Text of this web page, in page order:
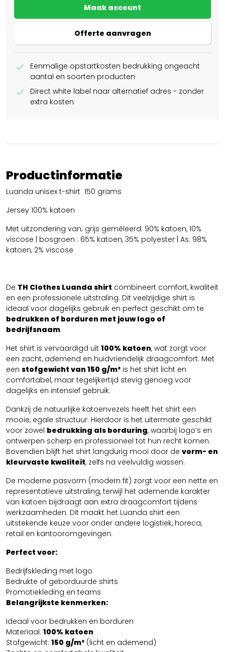
Maak account
Offerte aanvragen
check
Eenmalige opstartkosten bedrukking ongeacht
aantal en soorten producten
check
Direct white label naar alternatief adres - zonder
extra kosten
Productinformatie
Luanda unisex t-shirt 150 grams
Jersey 100% katoen
Met uitzondering van; grijs gemêleerd: 90% katoen, 10%
viscose | bosgroen : 65% katoen, 35% polyester | As: 98%
katoen, 2% viscose
De TH Clothes Luanda shirt combineert comfort, kwaliteit
en een professionele uitstraling. Dit veelzijdige shirt is
ideaal voor dagelijks gebruik en perfect geschikt om te
bedrukken of borduren met jouw logo of
bedrijfsnaam.
Het shirt is vervaardigd uit 100% katoen, wat zorgt voor
een zacht, ademend en huidvriendelijk draagcomfort. Met
een stofgewicht van 150 g/m² is het shirt licht en
comfortabel, maar tegelijkertijd stevig genoeg voor
dagelijks en intensief gebruik.
Dankzij de natuurlijke katoenvezels heeft het shirt een
mooie, egale structuur. Hierdoor is het uitermate geschikt
voor zowel bedrukking als borduring, waarbij logo’s en
ontwerpen scherp en professioneel tot hun recht komen.
Bovendien blijft het shirt langdurig mooi door de vorm- en
kleurvaste kwaliteit, zelfs na veelvuldig wassen.
De moderne pasvorm (modern fit) zorgt voor een nette en
representatieve uitstraling, terwijl het ademende karakter
van katoen bijdraagt aan extra draagcomfort tijdens
werkzaamheden. Dit maakt het Luanda shirt een
uitstekende keuze voor onder andere logistiek, horeca,
retail en kantooromgevingen.
Perfect voor:
Bedrijfskleding met logo
Bedrukte of geborduurde shirts
Promotiekleding en teams
Belangrijkste kenmerken:
Ideaal voor bedrukken en borduren
Materiaal: 100% katoen
Stofgewicht: 150 g/m² (licht en ademend)